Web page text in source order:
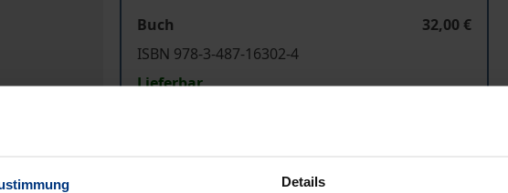
Details
Buch
32,00 €
ISBN 978-3-487-16302-4
Lieferbar